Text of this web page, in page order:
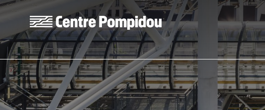
Skip to main content
Centre Pompidou